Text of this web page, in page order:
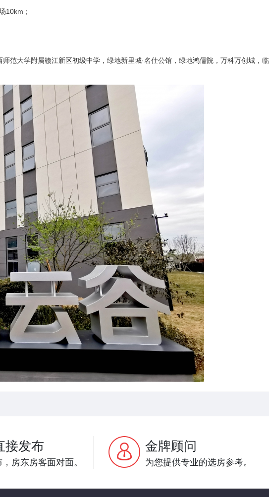
10km；
范大学附属赣江新区初级中学，绿地新里城·名仕公馆，绿地鸿儒院，万科万创城，临
接发布
房东房客面对面。
金牌顾问
为您提供专业的选房参考。